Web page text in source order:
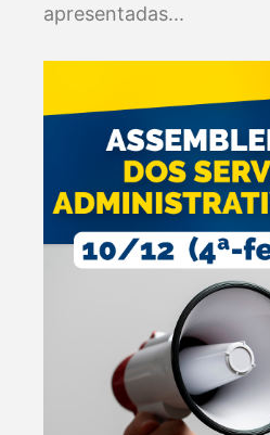
apresentadas...